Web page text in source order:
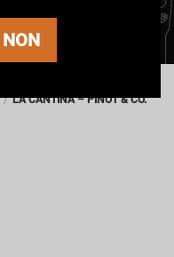
LA CANTINA – PINOT & CO.
NON